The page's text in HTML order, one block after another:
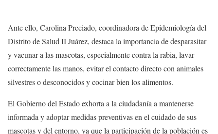
Ante ello, Carolina Preciado, coordinadora de Epidemiología del
Distrito de Salud II Juárez, destaca la importancia de desparasitar
y vacunar a las mascotas, especialmente contra la rabia, lavar
correctamente las manos, evitar el contacto directo con animales
silvestres o desconocidos y cocinar bien los alimentos.
El Gobierno del Estado exhorta a la ciudadanía a mantenerse
informada y adoptar medidas preventivas en el cuidado de sus
mascotas y del entorno, ya que la participación de la población es